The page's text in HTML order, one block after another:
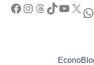
Facebook Instagram Threads TikTok YouTube X WhatsApp